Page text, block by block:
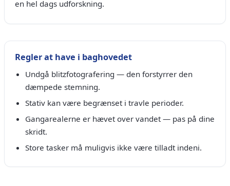
en hel dags udforskning.
Regler at have i baghovedet
Undgå blitzfotografering — den forstyrrer den
dæmpede stemning.
Stativ kan være begrænset i travle perioder.
Gangarealerne er hævet over vandet — pas på dine
skridt.
Store tasker må muligvis ikke være tilladt indeni.